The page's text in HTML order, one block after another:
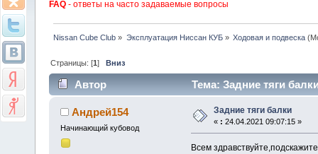
FAQ - ответы на часто задаваемые вопросы
Nissan Cube Club » Эксплуатация Ниссан КУБ» Ходовая и подвеска
Страницы: [1]Вниз
Автор Тема: Задние тяги
Андрей154
Начинающий кубовод
Задние тяги балки
« : 24.04.2021 09:07:15 »
Всем